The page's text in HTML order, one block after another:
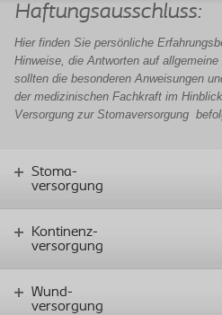
Haftungsausschluss:
Hier finden Sie persönliche
Hinweise, die Antworten auf
sollten die besonderen Anweisungen
der medizinischen Fachkraft im
Versorgung zur Stomaversorgung
Stoma-
versorgung
Kontinenz-
versorgung
Wund-
versorgung